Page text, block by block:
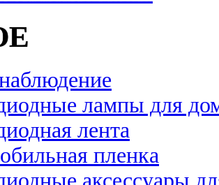
лампы для
лента
пленка